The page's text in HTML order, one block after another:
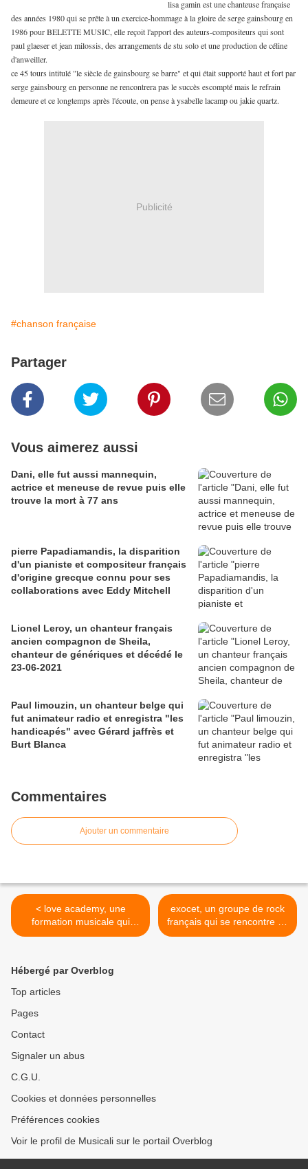
lisa gamin est une chanteuse française
des années 1980 qui se prête à un exercice-hommage à la gloire de serge gainsbourg en
1986 pour BELETTE MUSIC, elle reçoit l'apport des auteurs-compositeurs qui sont
paul glaeser et jean milossis, des arrangements de stu solo et une production de céline
d'anweiller.
ce 45 tours intitulé "le siècle de gainsbourg se barre" et qui était supporté haut et fort par
serge gainsbourg en personne ne rencontrera pas le succès escompté mais le refrain
demeure et ce longtemps après l'écoute, on pense à ysabelle lacamp ou jakie quartz.
Publicité
#chanson française
Partager
Vous aimerez aussi
Dani, elle fut aussi mannequin,
actrice et meneuse de revue puis elle
trouve la mort à 77 ans
pierre Papadiamandis, la disparition
d'un pianiste et compositeur français
d'origine grecque connu pour ses
collaborations avec Eddy Mitchell
Lionel Leroy, un chanteur français
ancien compagnon de Sheila,
chanteur de génériques et décédé le
23-06-2021
Paul limouzin, un chanteur belge qui
fut animateur radio et enregistra "les
handicapés" avec Gérard jaffrès et
Burt Blanca
Commentaires
Ajouter un commentaire
< love academy, une
formation musicale qui
survit le temps d'une
exocet, un groupe de rock
français qui se rencontre en
2000 et qui veut être dans
Hébergé par Overblog
Top articles
Pages
Contact
Signaler un abus
C.G.U.
Cookies et données personnelles
Préférences cookies
Voir le profil de Musicali sur le portail Overblog